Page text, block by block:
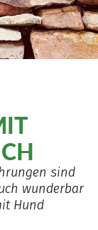
sind
wunderbar
Hund